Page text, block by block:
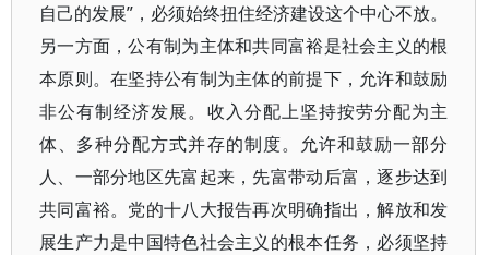
自己的发展”，必须始终扭住经济建设这个中心不放。
另一方面，公有制为主体和共同富裕是社会主义的根
本原则。在坚持公有制为主体的前提下，允许和鼓励
非公有制经济发展。收入分配上坚持按劳分配为主
体、多种分配方式并存的制度。允许和鼓励一部分
人、一部分地区先富起来，先富带动后富，逐步达到
共同富裕。党的十八大报告再次明确指出，解放和发
展生产力是中国特色社会主义的根本任务，必须坚持